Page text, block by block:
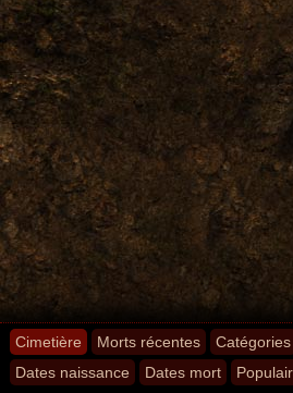
Cimetière Morts récentes Catégories
Dates naissance
Dates mort